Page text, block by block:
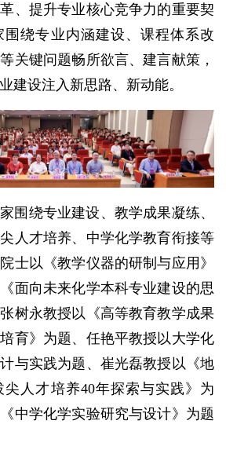
、提升专业核心竞争力的重要契
绕专业内涵建设、课程体系改
关键问题畅所欲言、建言献策，
建设注入新思路、新动能。
围绕专业建设、教学成果凝练、
人才培养、中学化学教育衔接等
士以《教学仪器的研制与应用》
面向未来化学本科专业建设的思
树永教授以《高等教育教学成果
育》为题、任艳平教授以大学化
与实践为题、崔光磊教授以《地
人才培养40年探索与实践》为
中学化学实验研究与设计》为题